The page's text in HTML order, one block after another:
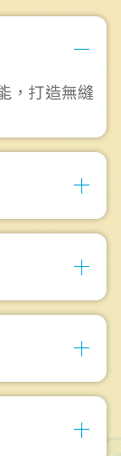
，打造無縫